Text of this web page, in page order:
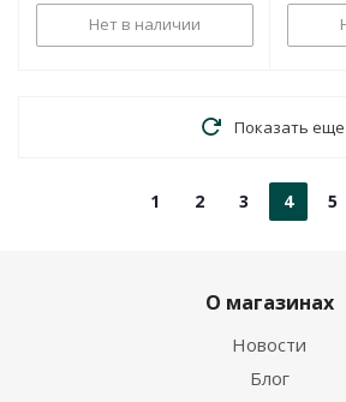
Нет в наличии
Показать еще
1 2 3 4 5
О магазинах
Новости
Блог